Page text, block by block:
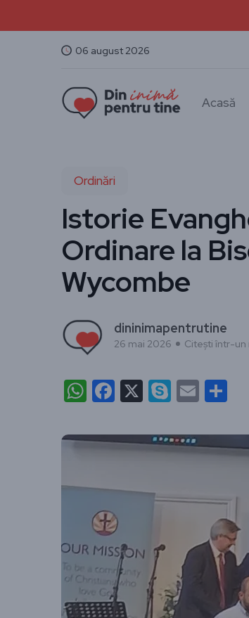
06 august 2026
Acasă
Ordinări
Istorie
Ordinare la
Wycombe
dininimapentrutine
26 mai 2026 Citești într-un
WhatsApp
Facebook
X Skype
Email